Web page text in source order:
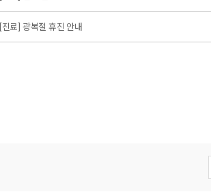
[진료] 광복절 휴진 안내